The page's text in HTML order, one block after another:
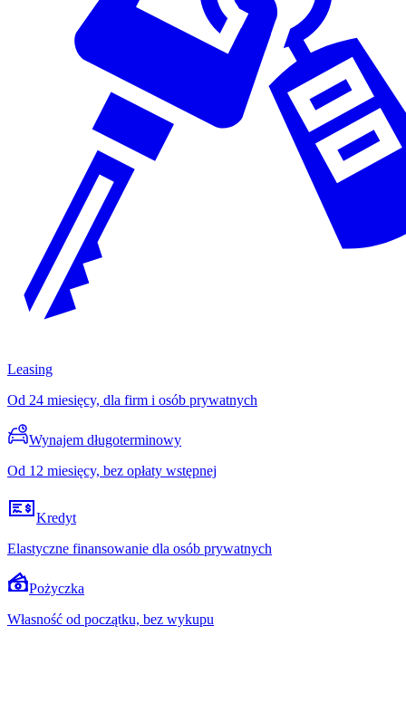
Leasing
Od 24 miesięcy, dla firm i osób prywatnych
Wynajem długoterminowy
Od 12 miesięcy, bez opłaty wstępnej
Kredyt
Elastyczne finansowanie dla osób prywatnych
Pożyczka
Własność od początku, bez wykupu